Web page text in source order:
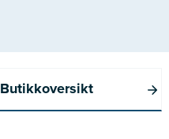
Butikkoversikt